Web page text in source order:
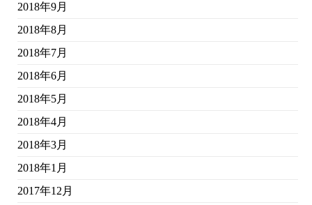
2018年9月
2018年8月
2018年7月
2018年6月
2018年5月
2018年4月
2018年3月
2018年1月
2017年12月